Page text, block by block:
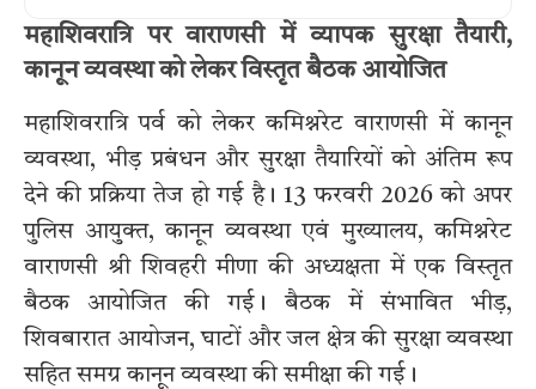
महाशिवरात्रि पर वाराणसी में व्यापक सुरक्षा तैयारी,
कानून व्यवस्था को लेकर विस्तृत बैठक आयोजित
महाशिवरात्रि पर्व को लेकर कमिश्नरेट वाराणसी में कानून
व्यवस्था, भीड़ प्रबंधन और सुरक्षा तैयारियों को अंतिम रूप
देने की प्रक्रिया तेज हो गई है। 13 फरवरी 2026 को अपर
पुलिस आयुक्त, कानून व्यवस्था एवं मुख्यालय, कमिश्नरेट
वाराणसी श्री शिवहरी मीणा की अध्यक्षता में एक विस्तृत
बैठक आयोजित की गई। बैठक में संभावित भीड़,
शिवबारात आयोजन, घाटों और जल क्षेत्र की सुरक्षा व्यवस्था
सहित समग्र कानून व्यवस्था की समीक्षा की गई।